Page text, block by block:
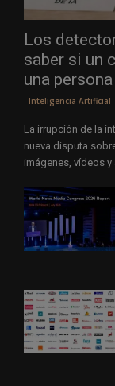
Los
saber si un
una persona
Inteligencia Artificial
La irrupción de la
nueva disputa
imágenes, vídeos y